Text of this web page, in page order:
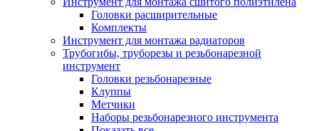
Головки расширительные
Комплекты
Инструмент для монтажа радиаторов
Трубогибы, труборезы и резьбонарезной
инструмент
Головки резьбонарезные
Клуппы
Метчики
Наборы резьбонарезного инструмента